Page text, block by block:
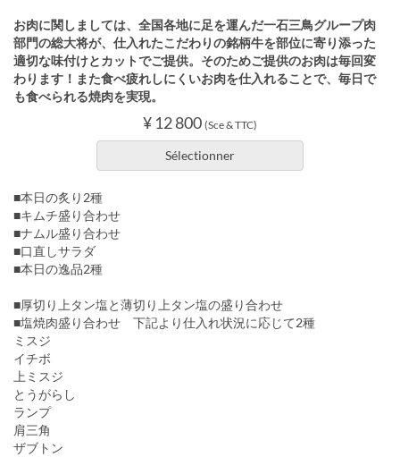
お肉に関しましては、全国各地に足を運んだ一石三鳥グループ肉
部門の総大将が、仕入れたこだわりの銘柄牛を部位に寄り添った
適切な味付けとカットでご提供。そのためご提供のお肉は毎回変
わります！また食べ疲れしにくいお肉を仕入れることで、毎日で
も食べられる焼肉を実現。
¥ 12 800 (Sce & TTC)
Sélectionner
■本日の炙り2種
■キムチ盛り合わせ
■ナムル盛り合わせ
■口直しサラダ
■本日の逸品2種
■厚切り上タン塩と薄切り上タン塩の盛り合わせ
■塩焼肉盛り合わせ 下記より仕入れ状況に応じて2種
ミスジ
イチボ
上ミスジ
とうがらし
ランプ
肩三角
ザブトン